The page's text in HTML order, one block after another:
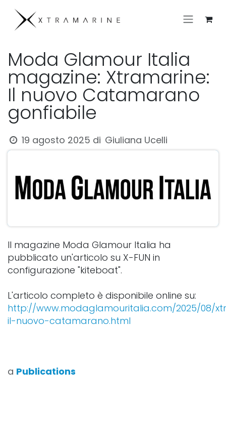
Passa al contenuto
Moda Glamour Italia
magazine: Xtramarine:
Il nuovo Catamarano
gonfiabile
19 agosto 2025 di Giuliana Ucelli
Il magazine Moda Glamour Italia ha
pubblicato un'articolo su X-FUN in
configurazione "kiteboat".
L'articolo completo è disponibile online su:
http://www.modaglamouritalia.com/2025/08/
il-nuovo-catamarano.html
a Publications